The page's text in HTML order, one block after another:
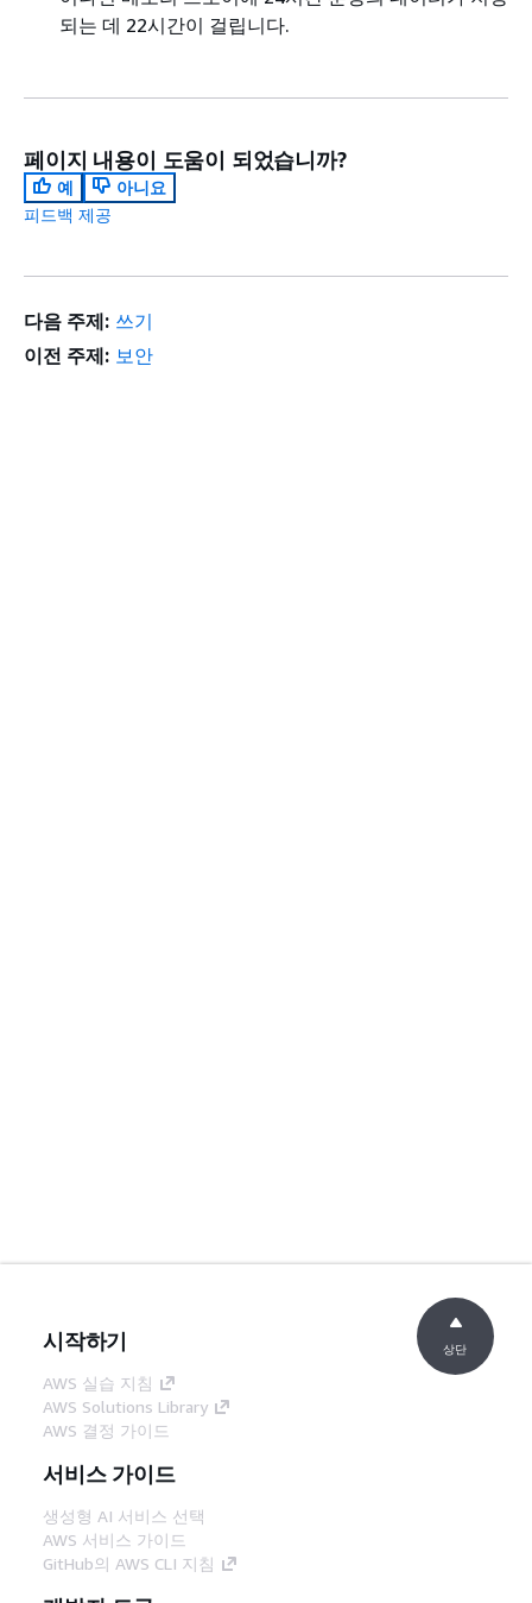
되는 데 22시간이 걸립니다.
페이지 내용이 도움이 되었습니까?
예
아니요
피드백 제공
다음 주제: 쓰기
이전 주제: 보안
시작하기
AWS 실습 지침
AWS Solutions Library
AWS 결정 가이드
서비스 가이드
생성형 AI 서비스 선택
AWS 서비스 가이드
GitHub의 AWS CLI 지침
상단